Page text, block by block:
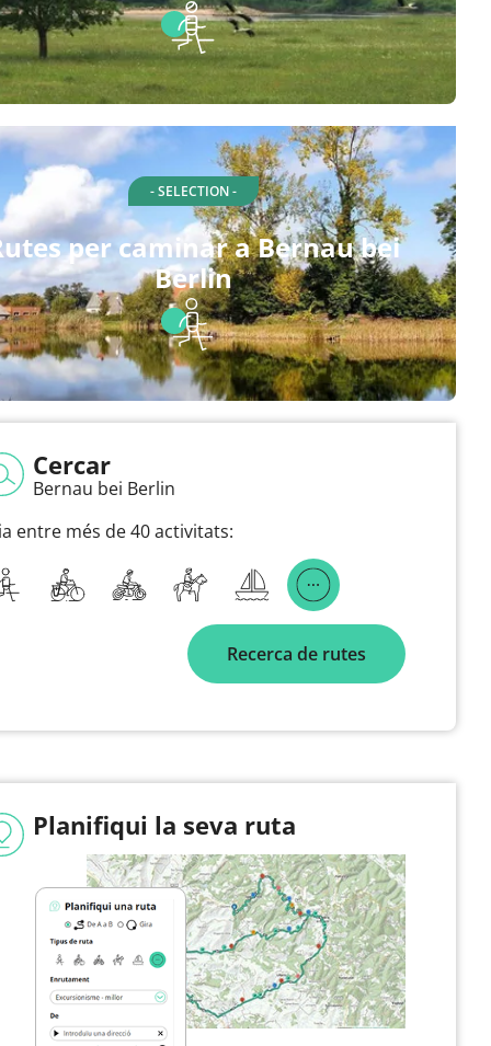
- SELECTION -
per caminar a Bernau bei
Berlin
Cercar
Bernau bei Berlin
entre més de 40 activitats:
Recerca de rutes
Planifiqui la seva ruta